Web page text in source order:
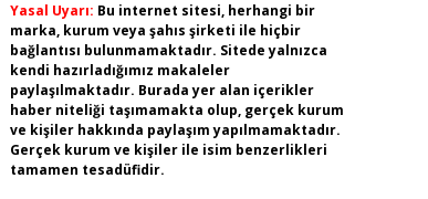
Yasal Uyarı: Bu internet sitesi, herhangi bir
marka, kurum veya şahıs şirketi ile hiçbir
bağlantısı bulunmamaktadır. Sitede yalnızca
kendi hazırladığımız makaleler
paylaşılmaktadır. Burada yer alan içerikler
haber niteliği taşımamakta olup, gerçek kurum
ve kişiler hakkında paylaşım yapılmamaktadır.
Gerçek kurum ve kişiler ile isim benzerlikleri
tamamen tesadüfidir.